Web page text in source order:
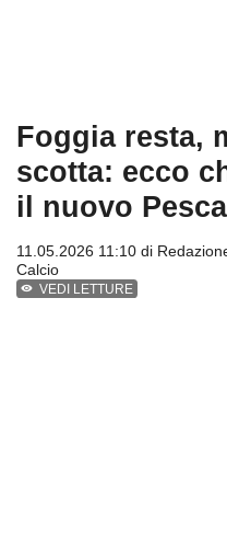
Foggia resta,
scotta: ecco
il nuovo
11.05.2026 11:10 di
Calcio
VEDI LETTURE